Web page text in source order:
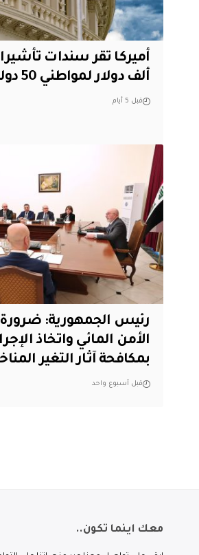
ألف دولار لمواطني 50 دولة
قبل 5 أيام
رئيس الجمهورية:
الأمن المائي واتخاذ
بمكافحة آثار التغير
قبل أسبوع واحد
معك اينما تكون..